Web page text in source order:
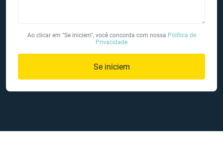
Ao clicar em "Se iniciem", você concorda com nossa Política de
Privacidade
Se iniciem